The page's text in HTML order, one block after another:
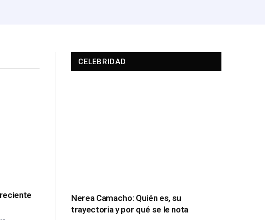
CELEBRIDAD
Nerea Camacho: Quién es, su
trayectoria y por qué se le nota